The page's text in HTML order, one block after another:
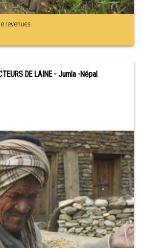
revenues
DE LAINE - Jumla -Népal